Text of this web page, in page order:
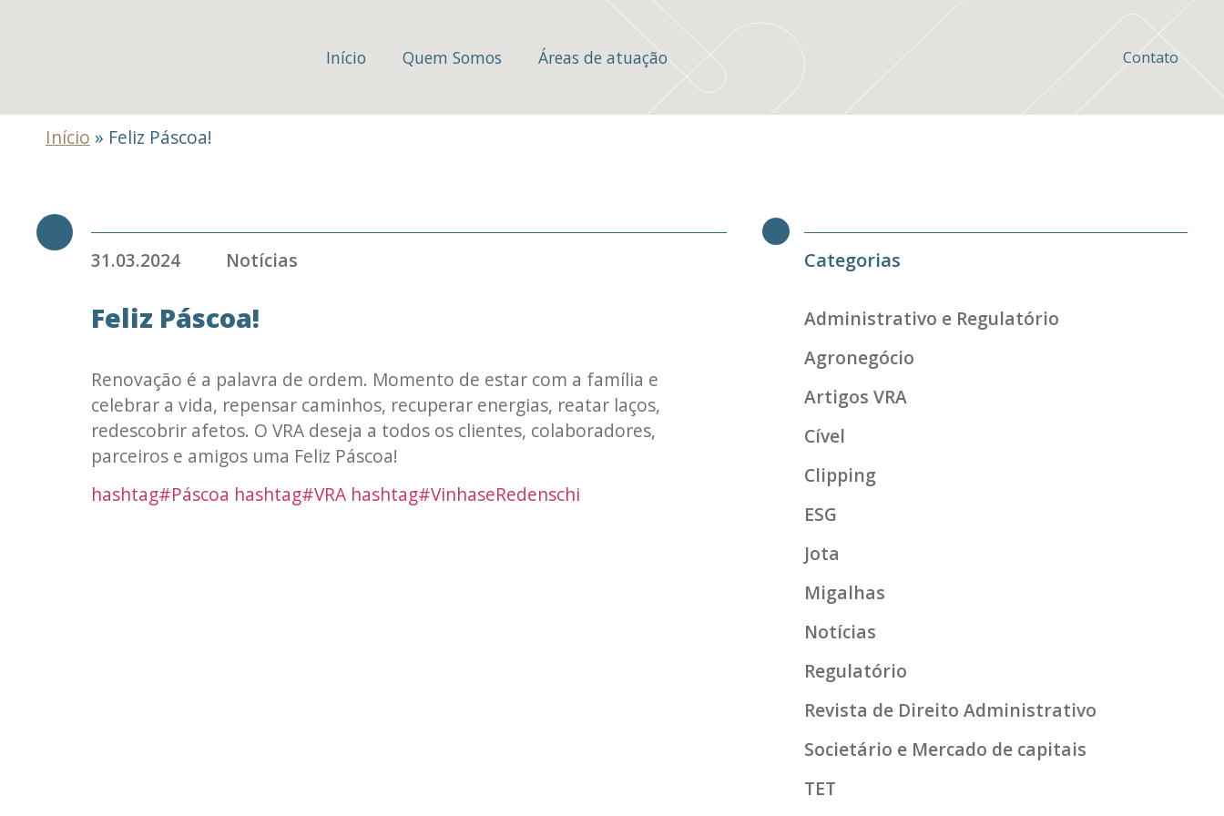
Início Quem Somos Áreas de atuação Contato
Início » Feliz Páscoa!
31.03.2024 Notícias
Feliz Páscoa!
Renovação é a palavra de ordem. Momento de estar com a família e
celebrar a vida, repensar caminhos, recuperar energias, reatar laços,
redescobrir afetos. O VRA deseja a todos os clientes, colaboradores,
parceiros e amigos uma Feliz Páscoa!
hashtag#Páscoa hashtag#VRA hashtag#VinhaseRedenschi
Categorias
Administrativo e Regulatório
Agronegócio
Artigos VRA
Cível
Clipping
ESG
Jota
Migalhas
Notícias
Regulatório
Revista de Direito Administrativo
Societário e Mercado de capitais
TET